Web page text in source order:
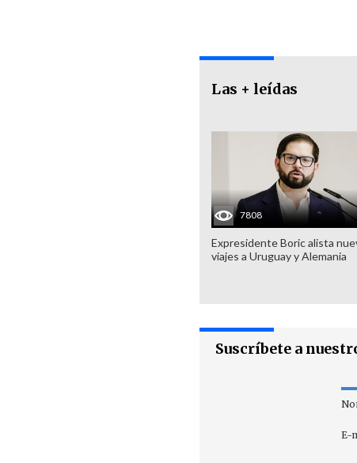
Las + leídas
7808
Expresidente Boric alista
viajes a Uruguay y Alemania
Suscríbete a
E-